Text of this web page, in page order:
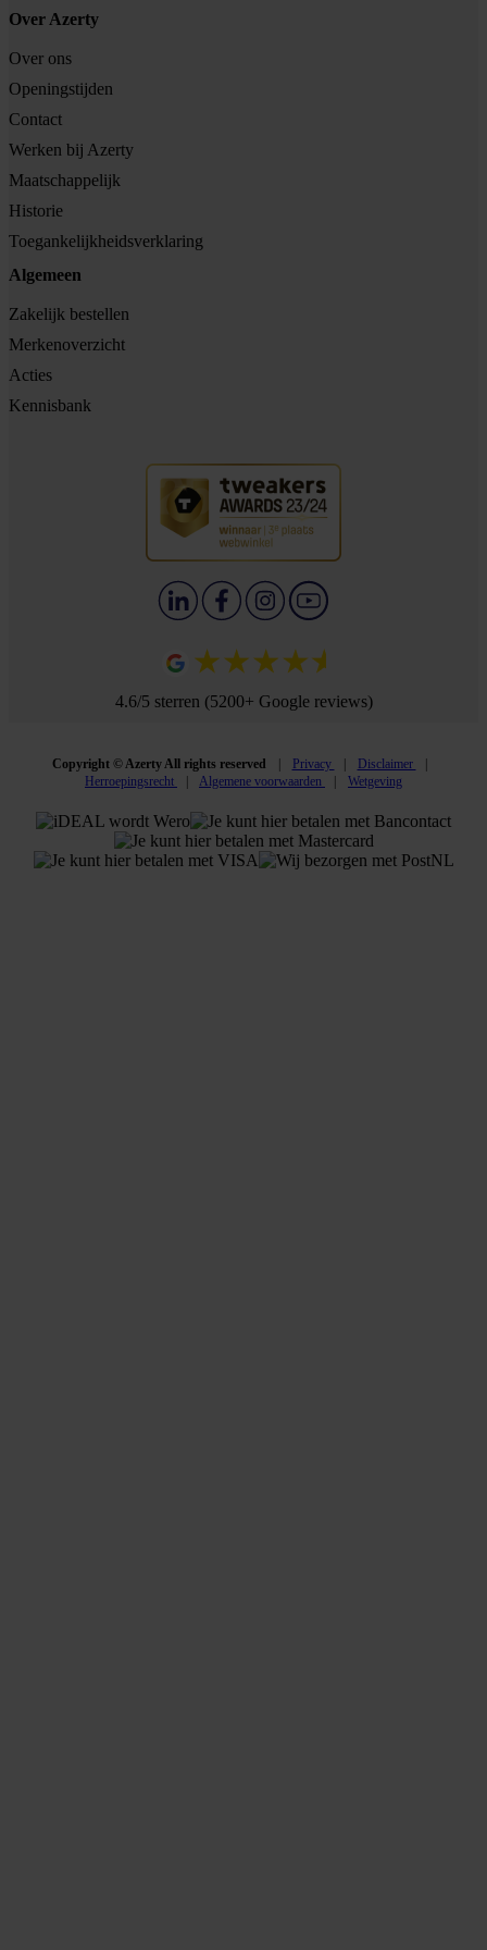
Over Azerty
Over ons
Openingstijden
Contact
Werken bij Azerty
Maatschappelijk
Historie
Toegankelijkheidsverklaring
Algemeen
Zakelijk bestellen
Merkenoverzicht
Acties
Kennisbank
4.6/5 sterren (5200+ Google reviews)
Copyright © Azerty All rights reserved Privacy
Disclaimer
Herroepingsrecht
Algemene voorwaarden Wetgeving